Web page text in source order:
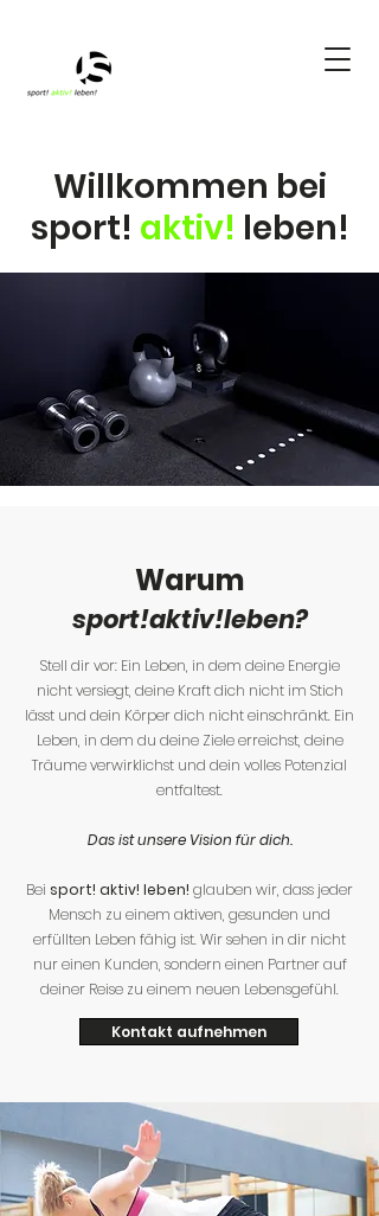
Willkommen bei
sport! aktiv! leben!
Warum
sport!aktiv!leben?
Stell dir vor: Ein Leben, in dem deine Energie
nicht versiegt, deine Kraft dich nicht im Stich
lässt und dein Körper dich nicht einschränkt. Ein
Leben, in dem du deine Ziele erreichst, deine
Träume verwirklichst und dein volles Potenzial
entfaltest.
Das ist unsere Vision für dich.
Bei sport! aktiv! leben! glauben wir, dass jeder
Mensch zu einem aktiven, gesunden und
erfüllten Leben fähig ist. Wir sehen in dir nicht
nur einen Kunden, sondern einen Partner auf
deiner Reise zu einem neuen Lebensgefühl.
Kontakt aufnehmen